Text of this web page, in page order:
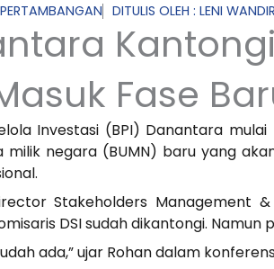
PERTAMBANGAN DITULIS OLEH : LENI
Fase
Investasi (BPI) Danantara
milik negara (BUMN) baru yang
Stakeholders Management
DSI sudah dikantongi.
ada,” ujar Rohan dalam